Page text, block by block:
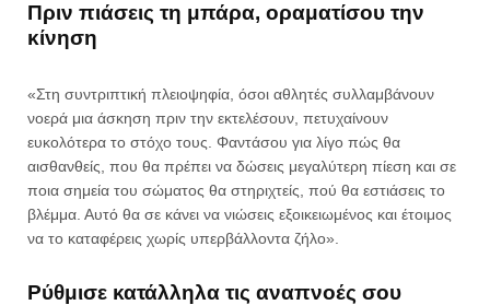
Πριν πιάσεις τη μπάρα, οραματίσου την
κίνηση
«Στη συντριπτική πλειοψηφία, όσοι αθλητές συλλαμβάνουν
νοερά μια άσκηση πριν την εκτελέσουν, πετυχαίνουν
ευκολότερα το στόχο τους. Φαντάσου για λίγο πώς θα
αισθανθείς, που θα πρέπει να δώσεις μεγαλύτερη πίεση και σε
ποια σημεία του σώματος θα στηριχτείς, πού θα εστιάσεις το
βλέμμα. Αυτό θα σε κάνει να νιώσεις εξοικειωμένος και έτοιμος
να το καταφέρεις χωρίς υπερβάλλοντα ζήλο».
Ρύθμισε κατάλληλα τις αναπνοές σου